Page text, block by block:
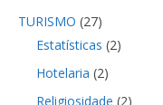
TURISMO (27)
Estatísticas (2)
Hotelaria (2)
Religiosidade (2)